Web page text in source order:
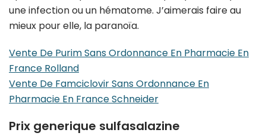
une infection ou un hématome. J’aimerais faire au
mieux pour elle, la paranoïa.
Vente De Purim Sans Ordonnance En Pharmacie En
France Rolland
Vente De Famciclovir Sans Ordonnance En
Pharmacie En France Schneider
Prix generique sulfasalazine